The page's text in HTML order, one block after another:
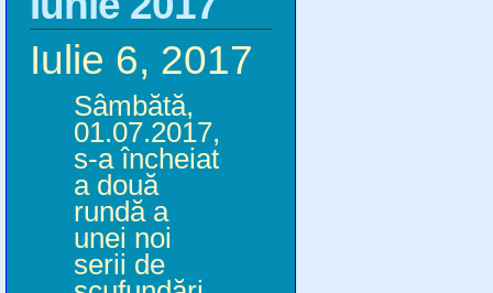
Iulie 6, 2017
Sâmbătă,
01.07.2017,
s-a încheiat
a două
rundă a
unei noi
serii de